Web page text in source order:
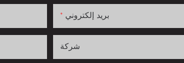
بريد إلكتروني
شركة